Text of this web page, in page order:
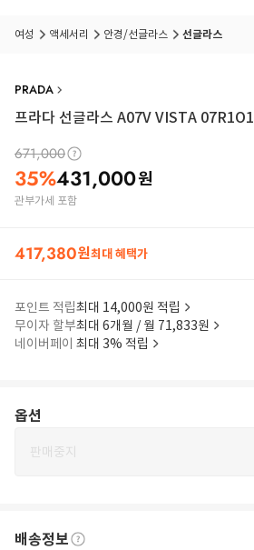
여성 액세서리 안경/선글라스 선글라스
PRADA
프라다 선글라스 A07V VISTA 07R1O1
671,000
35%431,000원
관부가세 포함
417,380원최대 혜택가
포인트 적립최대 14,000원 적립
무이자 할부최대 6개월 / 월 71,833원
네이버페이 최대 3% 적립
옵션
판매중지
배송정보